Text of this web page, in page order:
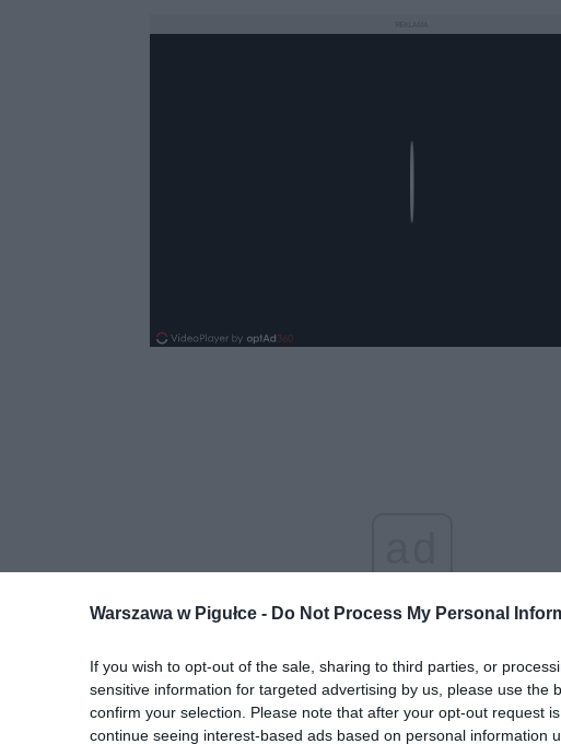
Warszawa w Pigułce - Do Not Process My Personal
If you wish to opt-out of the sale, sharing to third parties, or
sensitive information for targeted advertising by us, please use the
confirm your selection. Please note that after your opt-out request
continue seeing interest-based ads based on personal information